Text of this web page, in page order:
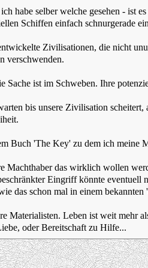
habe selber welche gesehen - ist
Schiffen einfach schnurgerade
Zivilisationen, die nicht
verschwenden.
Sache ist im Schweben. Ihre
bis unsere Zivilisation
Buch 'The Key' zu dem ich meine
Machthaber das wirklich wollen
Eingriff könnte
das schon mal in einem
Materialisten. Leben ist weit mehr
oder Bereitschaft zu Hilfe...